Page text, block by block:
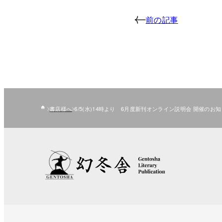
前の記事
書店様へ 6/5(水)14時より 6月度新刊オンライン説明会 開催のお